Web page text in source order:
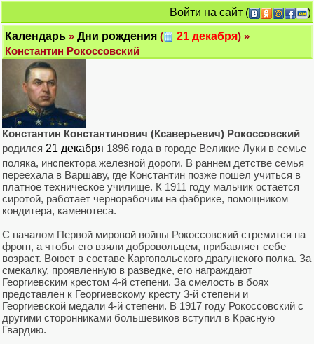
Войти на сайт (
)
Календарь » Дни рождения ( 21 декабря) »
Константин Рокоссовский
Константин Константинович (Ксаверьевич) Рокоссовский
родился 21 декабря 1896 года в городе Великие Луки в семье
поляка, инспектора железной дороги. В раннем детстве семья
переехала в Варшаву, где Константин позже пошел учиться в
платное техническое училище. К 1911 году мальчик остается
сиротой, работает чернорабочим на фабрике, помощником
кондитера, каменотеса.
С началом Первой мировой войны Рокоссовский стремится на
фронт, а чтобы его взяли добровольцем, прибавляет себе
возраст. Воюет в составе Каргопольского драгунского полка. За
смекалку, проявленную в разведке, его награждают
Георгиевским крестом 4-й степени. За смелость в боях
представлен к Георгиевскому кресту 3-й степени и
Георгиевской медали 4-й степени. В 1917 году Рокоссовский с
другими сторонниками большевиков вступил в Красную
Гвардию.